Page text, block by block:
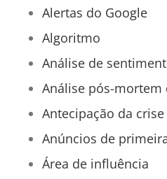
Alertas do Google
Algoritmo
Análise de
Análise pós-mortem
Antecipação da crise
Anúncios de
Área de influência